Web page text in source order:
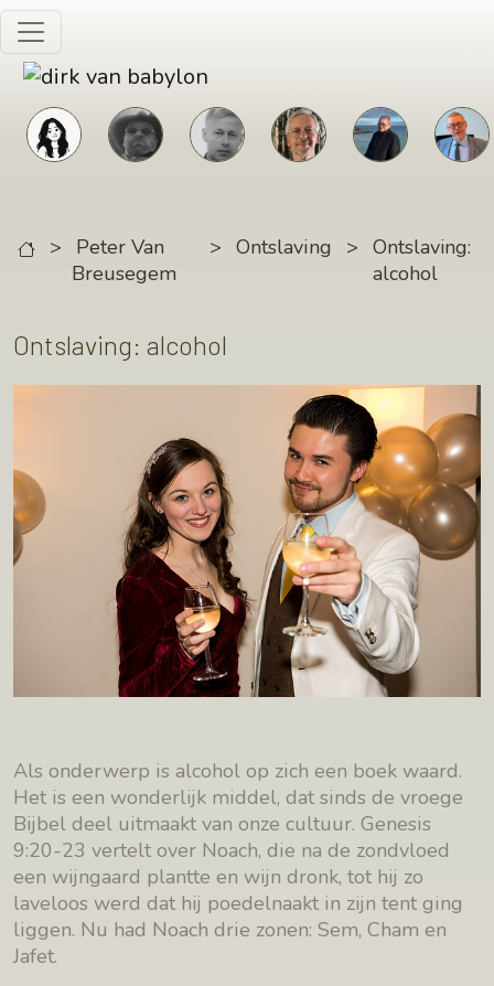
Skip to main content
>
Peter Van
Breusegem
> Ontslaving > Ontslaving:
alcohol
Ontslaving: alcohol
Als onderwerp is alcohol op zich een boek waard.
Het is een wonderlijk middel, dat sinds de vroege
Bijbel deel uitmaakt van onze cultuur. Genesis
9:20-23 vertelt over Noach, die na de zondvloed
een wijngaard plantte en wijn dronk, tot hij zo
laveloos werd dat hij poedelnaakt in zijn tent ging
liggen. Nu had Noach drie zonen: Sem, Cham en
Jafet.